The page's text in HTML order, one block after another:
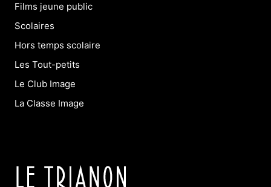
Films jeune public
Scolaires
Hors temps scolaire
Les Tout-petits
Le Club Image
La Classe Image